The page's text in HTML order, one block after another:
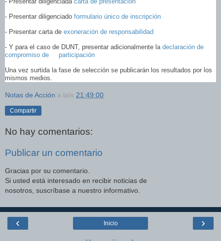
- Presentar diligenciado formulario único de inscripción
- Presentar carta de exoneración de responsabilidad
- Y para el caso de DUNT, presentar adicionalmente la declaración de
compromiso de participación
Una vez surtida la fase de selección se publicarán los resultados por los
mismos medios.
Notas de Acción a la/s 21:49:00
Compartir
No hay comentarios:
Publicar un comentario
Gracias por su comentario.
Si usted está interesado en recibir noticias de
nosotros, suscríbase a nuestro informativo.
‹ ›
Inicio